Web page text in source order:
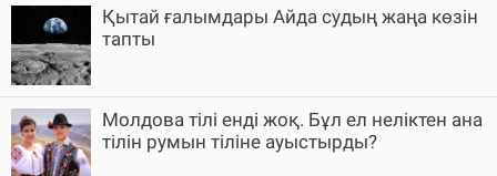
Қытай ғалымдары Айда судың жаңа көзін
тапты
Молдова тілі енді жоқ. Бұл ел неліктен ана
тілін румын тіліне ауыстырды?